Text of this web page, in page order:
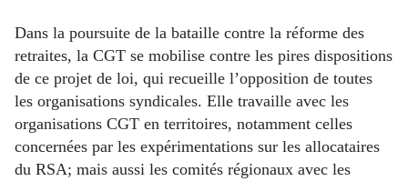
Dans la poursuite de la bataille contre la réforme des
retraites, la CGT se mobilise contre les pires dispositions
de ce projet de loi, qui recueille l’opposition de toutes
les organisations syndicales. Elle travaille avec les
organisations CGT en territoires, notamment celles
concernées par les expérimentations sur les allocataires
du RSA; mais aussi les comités régionaux avec les